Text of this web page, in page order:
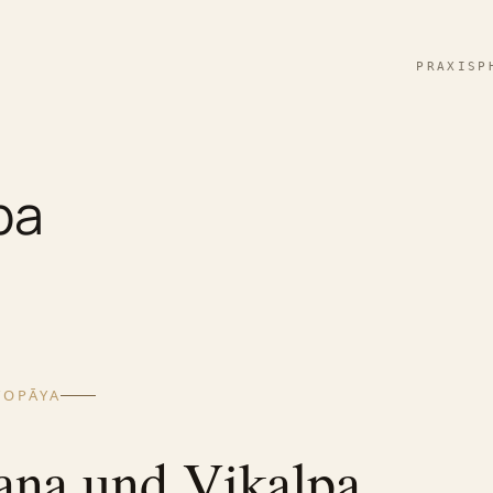
PRAXIS